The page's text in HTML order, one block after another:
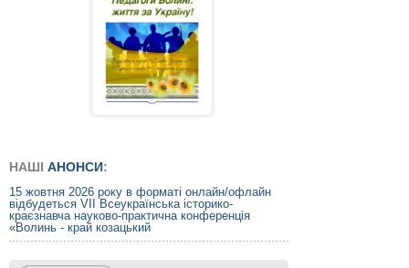
НАШІ АНОНСИ:
15 жовтня 2026 року в форматі онлайн/офлайн
відбудеться VIІ Всеукраїнська історико-
краєзнавча науково-практична конференція
«Волинь - край козацький